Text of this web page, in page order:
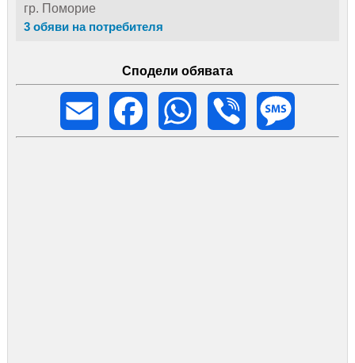
гр. Поморие
3 обяви на потребителя
Сподели обявата
Email
Facebook WhatsApp Viber